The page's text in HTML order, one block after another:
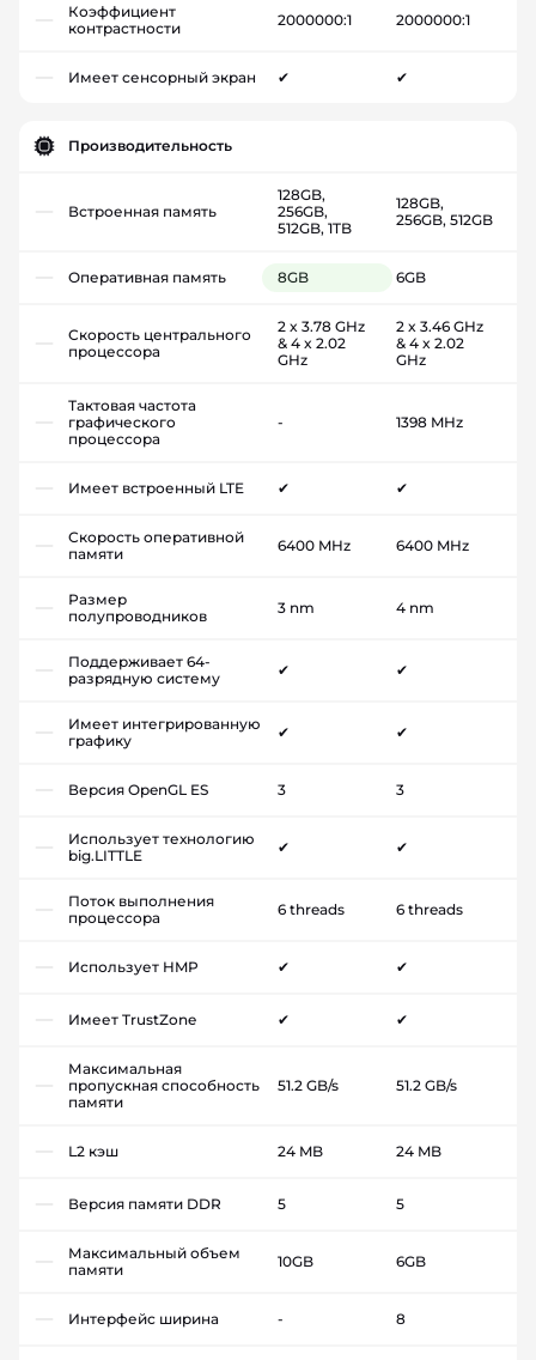
Коэффициент
контрастности
2000000:1 2000000:1
Имеет сенсорный экран ✔ ✔
Производительность
Встроенная память
128GB,
256GB,
512GB, 1TB
128GB,
256GB, 512GB
Оперативная память 8GB 6GB
Скорость центрального
процессора
2 x 3.78 GHz
& 4 x 2.02
GHz
2 x 3.46 GHz
& 4 x 2.02
GHz
Тактовая частота
графического
процессора
- 1398 MHz
Имеет встроенный LTE ✔ ✔
Скорость оперативной
памяти
6400 MHz 6400 MHz
Размер
полупроводников
3 nm 4 nm
Поддерживает 64-
разрядную систему
✔ ✔
Имеет интегрированную
графику
✔ ✔
Версия OpenGL ES 3 3
Использует технологию
big.LITTLE
✔ ✔
Поток выполнения
процессора
6 threads 6 threads
Использует HMP ✔ ✔
Имеет TrustZone ✔ ✔
Максимальная
пропускная способность
памяти
51.2 GB/s 51.2 GB/s
L2 кэш 24 MB 24 MB
Версия памяти DDR 5 5
Максимальный объем
памяти
10GB 6GB
Интерфейс ширина - 8